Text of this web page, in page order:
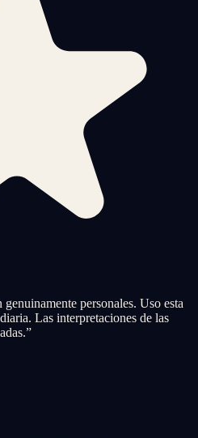
personales. Uso esta
Las interpretaciones de las
”